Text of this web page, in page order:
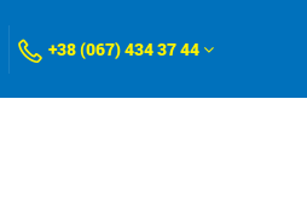
+38 (067) 434 37 44